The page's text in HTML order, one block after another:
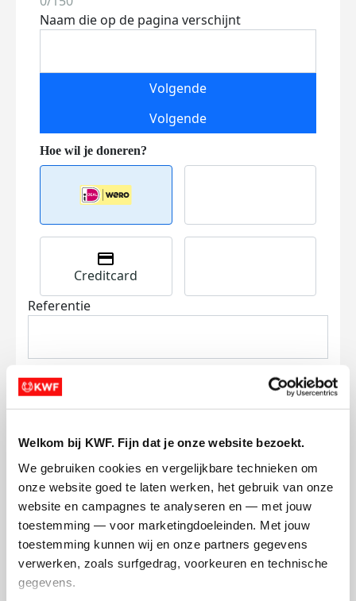
Welkom bij KWF. Fijn dat je onze website bezoekt.
We gebruiken cookies en vergelijkbare technieken om
onze website goed te laten werken, het gebruik van onze
website en campagnes te analyseren en — met jouw
toestemming — voor marketingdoeleinden. Met jouw
toestemming kunnen wij en onze partners gegevens
verwerken, zoals surfgedrag, voorkeuren en technische
gegevens.
Naam die op de pagina verschijnt
Volgende
Volgende
Creditcard
Referentie
Ik wil bijdragen aan de transactiekosten
en betaal €0.75 extra.
Doneer nu